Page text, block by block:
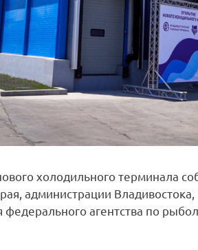
холодильного терминала
администрации
агентства по